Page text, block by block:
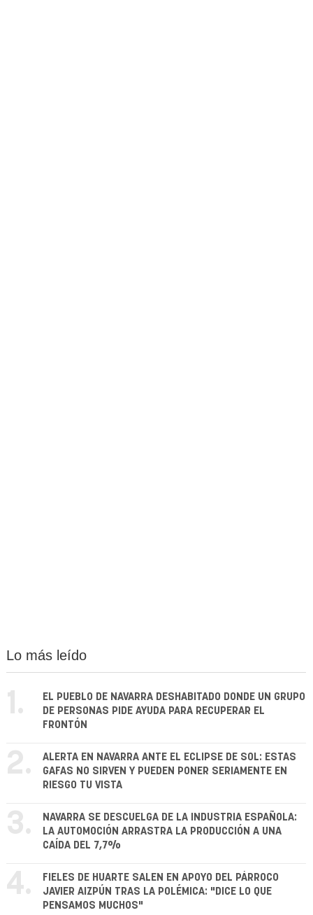
Lo más leído
1.
EL PUEBLO DE NAVARRA DESHABITADO DONDE UN GRUPO
DE PERSONAS PIDE AYUDA PARA RECUPERAR EL
FRONTÓN
2.
ALERTA EN NAVARRA ANTE EL ECLIPSE DE SOL: ESTAS
GAFAS NO SIRVEN Y PUEDEN PONER SERIAMENTE EN
RIESGO TU VISTA
3.
NAVARRA SE DESCUELGA DE LA INDUSTRIA ESPAÑOLA:
LA AUTOMOCIÓN ARRASTRA LA PRODUCCIÓN A UNA
CAÍDA DEL 7,7%
4.
FIELES DE HUARTE SALEN EN APOYO DEL PÁRROCO
JAVIER AIZPÚN TRAS LA POLÉMICA: "DICE LO QUE
PENSAMOS MUCHOS"